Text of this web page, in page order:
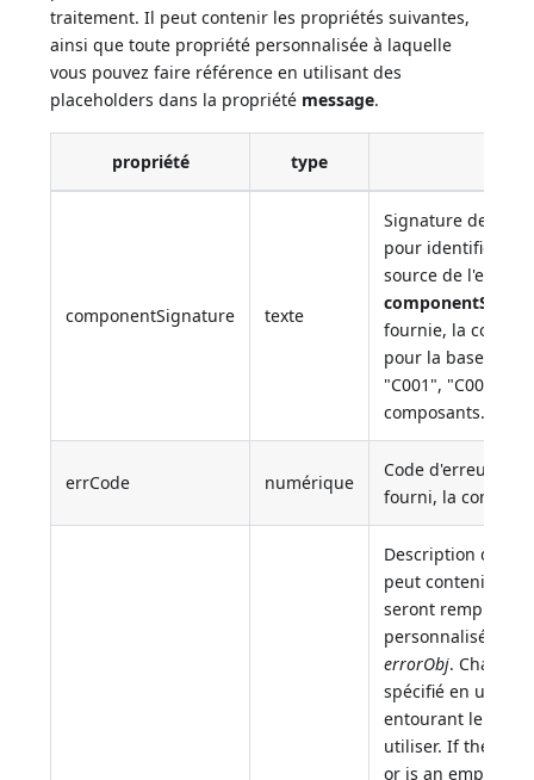
traitement. Il peut contenir les propriétés suivantes,
ainsi que toute propriété personnalisée à laquelle
vous pouvez faire référence en utilisant des
placeholders dans la propriété message.
propriété type
componentSignature texte
Signature de
pour identifier de
source de l'erreur.
fournie, la
pour la base de
"C001", "C002", ...
composants.
errCode numérique
Code d'erreur. Si
fourni, la
Description de
peut contenir des
seront remplacés
personnalisées
errorObj. Chaque
spécifié en
entourant le nom
utiliser. If the
or is an empty